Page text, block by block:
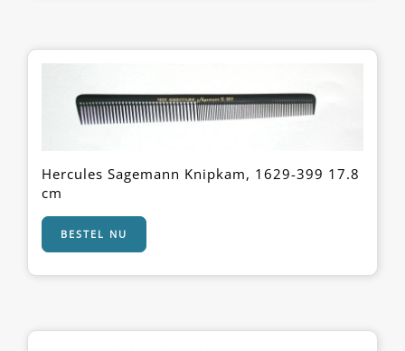
Hercules Sagemann Knipkam, 1629-399 17.8
cm
BESTEL NU